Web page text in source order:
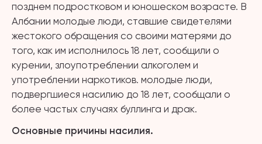
позднем подростковом и юношеском возрасте. В
Албании молодые люди, ставшие свидетелями
жестокого обращения со своими матерями до
того, как им исполнилось 18 лет, сообщили о
курении, злоупотреблении алкоголем и
употреблении наркотиков. молодые люди,
подвергшиеся насилию до 18 лет, сообщали о
более частых случаях буллинга и драк.
Основные причины насилия.